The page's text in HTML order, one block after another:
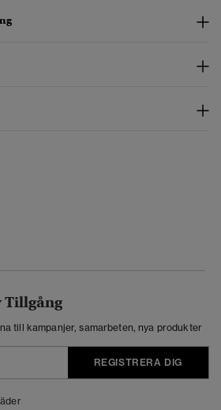
Tillgång
till kampanjer, samarbeten, nya produkter
REGISTRERA DIG